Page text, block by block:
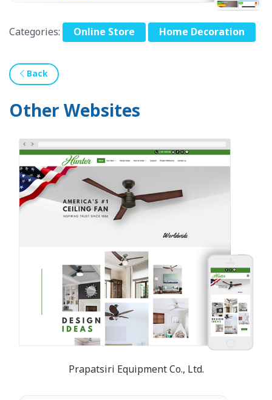
Categories: Online Store Home Decoration
Back
Other Websites
Prapatsiri Equipment Co., Ltd.